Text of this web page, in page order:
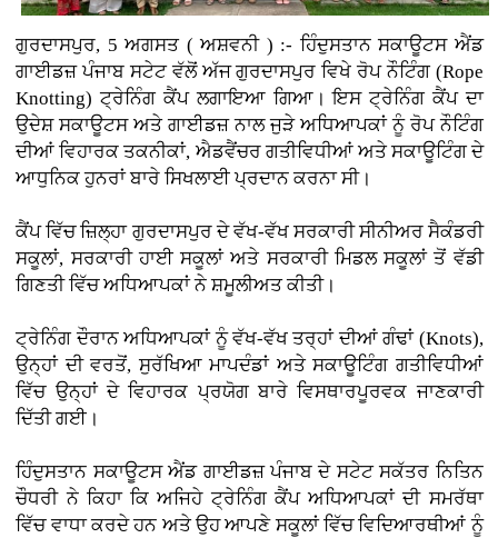
ਗੁਰਦਾਸਪੁਰ, 5 ਅਗਸਤ ( ਅਸ਼ਵਨੀ ) :- ਹਿੰਦੁਸਤਾਨ ਸਕਾਊਟਸ ਐਂਡ
ਗਾਈਡਜ਼ ਪੰਜਾਬ ਸਟੇਟ ਵੱਲੋਂ ਅੱਜ ਗੁਰਦਾਸਪੁਰ ਵਿਖੇ ਰੋਪ ਨੌਟਿੰਗ (Rope
Knotting) ਟ੍ਰੇਨਿੰਗ ਕੈਂਪ ਲਗਾਇਆ ਗਿਆ। ਇਸ ਟ੍ਰੇਨਿੰਗ ਕੈਂਪ ਦਾ
ਉਦੇਸ਼ ਸਕਾਊਟਸ ਅਤੇ ਗਾਈਡਜ਼ ਨਾਲ ਜੁੜੇ ਅਧਿਆਪਕਾਂ ਨੂੰ ਰੋਪ ਨੌਟਿੰਗ
ਦੀਆਂ ਵਿਹਾਰਕ ਤਕਨੀਕਾਂ, ਐਡਵੈਂਚਰ ਗਤੀਵਿਧੀਆਂ ਅਤੇ ਸਕਾਊਟਿੰਗ ਦੇ
ਆਧੁਨਿਕ ਹੁਨਰਾਂ ਬਾਰੇ ਸਿਖਲਾਈ ਪ੍ਰਦਾਨ ਕਰਨਾ ਸੀ।
ਕੈਂਪ ਵਿੱਚ ਜ਼ਿਲ੍ਹਾ ਗੁਰਦਾਸਪੁਰ ਦੇ ਵੱਖ-ਵੱਖ ਸਰਕਾਰੀ ਸੀਨੀਅਰ ਸੈਕੰਡਰੀ
ਸਕੂਲਾਂ, ਸਰਕਾਰੀ ਹਾਈ ਸਕੂਲਾਂ ਅਤੇ ਸਰਕਾਰੀ ਮਿਡਲ ਸਕੂਲਾਂ ਤੋਂ ਵੱਡੀ
ਗਿਣਤੀ ਵਿੱਚ ਅਧਿਆਪਕਾਂ ਨੇ ਸ਼ਮੂਲੀਅਤ ਕੀਤੀ।
ਟ੍ਰੇਨਿੰਗ ਦੌਰਾਨ ਅਧਿਆਪਕਾਂ ਨੂੰ ਵੱਖ-ਵੱਖ ਤਰ੍ਹਾਂ ਦੀਆਂ ਗੰਢਾਂ (Knots),
ਉਨ੍ਹਾਂ ਦੀ ਵਰਤੋਂ, ਸੁਰੱਖਿਆ ਮਾਪਦੰਡਾਂ ਅਤੇ ਸਕਾਊਟਿੰਗ ਗਤੀਵਿਧੀਆਂ
ਵਿੱਚ ਉਨ੍ਹਾਂ ਦੇ ਵਿਹਾਰਕ ਪ੍ਰਯੋਗ ਬਾਰੇ ਵਿਸਥਾਰਪੂਰਵਕ ਜਾਣਕਾਰੀ
ਦਿੱਤੀ ਗਈ।
ਹਿੰਦੁਸਤਾਨ ਸਕਾਊਟਸ ਐਂਡ ਗਾਈਡਜ਼ ਪੰਜਾਬ ਦੇ ਸਟੇਟ ਸਕੱਤਰ ਨਿਤਿਨ
ਚੌਧਰੀ ਨੇ ਕਿਹਾ ਕਿ ਅਜਿਹੇ ਟ੍ਰੇਨਿੰਗ ਕੈਂਪ ਅਧਿਆਪਕਾਂ ਦੀ ਸਮਰੱਥਾ
ਵਿੱਚ ਵਾਧਾ ਕਰਦੇ ਹਨ ਅਤੇ ਉਹ ਆਪਣੇ ਸਕੂਲਾਂ ਵਿੱਚ ਵਿਦਿਆਰਥੀਆਂ ਨੂੰ